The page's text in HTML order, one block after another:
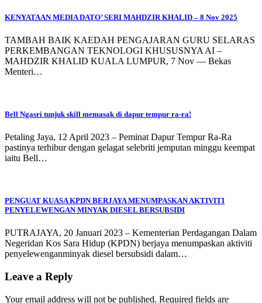
KENYATAAN MEDIA DATO’ SERI MAHDZIR KHALID – 8 Nov 2025
TAMBAH BAIK KAEDAH PENGAJARAN GURU SELARAS
PERKEMBANGAN TEKNOLOGI KHUSUSNYA AI –
MAHDZIR KHALID KUALA LUMPUR, 7 Nov — Bekas
Menteri…
Bell Ngasri tunjuk skill memasak di dapur tempur ra-ra!
Petaling Jaya, 12 April 2023 – Peminat Dapur Tempur Ra-Ra
pastinya terhibur dengan gelagat selebriti jemputan minggu keempat
iaitu Bell…
PENGUAT KUASA KPDN BERJAYA MENUMPASKAN AKTIVITI
PENYELEWENGAN MINYAK DIESEL BERSUBSIDI
PUTRAJAYA, 20 Januari 2023 – Kementerian Perdagangan Dalam
Negeridan Kos Sara Hidup (KPDN) berjaya menumpaskan aktiviti
penyelewenganminyak diesel bersubsidi dalam…
Leave a Reply
Your email address will not be published. Required fields are